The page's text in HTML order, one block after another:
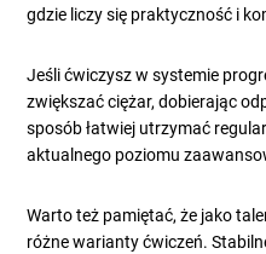
gdzie liczy się praktyczność i
Jeśli ćwiczysz w systemie
zwiększać ciężar, dobierając
sposób łatwiej utrzymać
aktualnego poziomu
Warto też pamiętać, że jako
różne warianty ćwiczeń.